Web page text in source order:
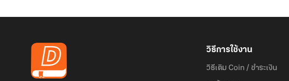
วิธีการใช้งาน
วิธีเติม Coin / ชำระเงิน